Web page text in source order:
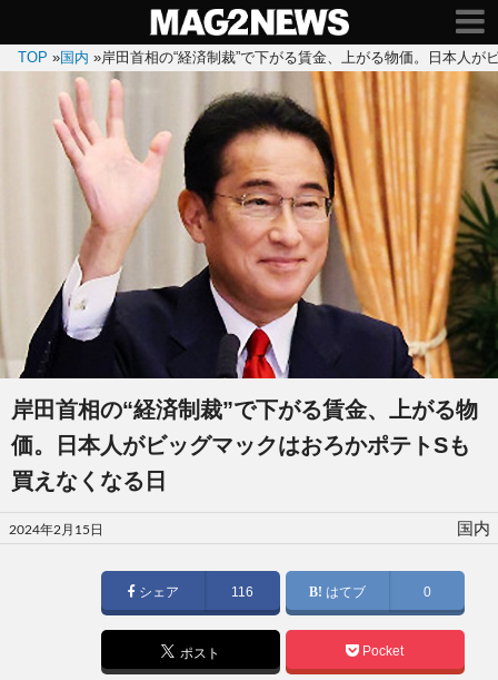
TOP »国内 »岸田首相の“経済制裁”で下がる賃金、上がる物価。日本人
岸田首相の“経済制裁”で下がる賃金、上がる物
価。日本人がビッグマックはおろかポテトSも
買えなくなる日
投
稿
2024年2月15日 国内
シェア 116 はてブ 0
ポスト Pocket